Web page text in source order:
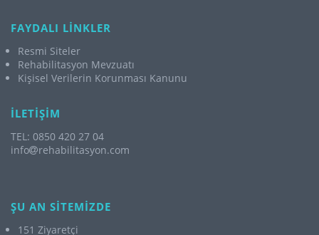
FAYDALI LİNKLER
Resmi Siteler
Rehabilitasyon Mevzuatı
Kişisel Verilerin Korunması Kanunu
İLETİŞİM
TEL: 0850 420 27 04
info
rehabilitasyon.com
ŞU AN SİTEMİZDE
151 Ziyaretçi